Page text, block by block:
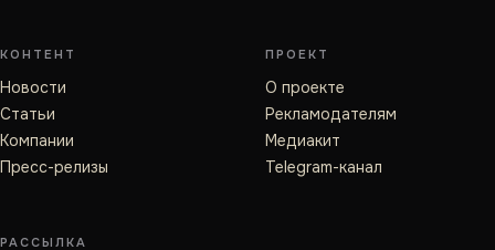
КОНТЕНТ
Новости
Статьи
Компании
Пресс-релизы
ПРОЕКТ
О проекте
Рекламодателям
Медиакит
Telegram-канал
РАССЫЛКА